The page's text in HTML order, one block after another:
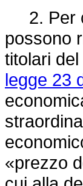
2. Per
possono
titolari
legge 23
«prezzo